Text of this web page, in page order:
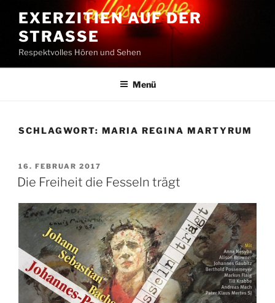
Inhalt
springen
EXERZITIEN AUF DER
STRASSE
Respektvolles Hören und Sehen
Menü
SCHLAGWORT: MARIA REGINA MARTYRUM
VERÖFFENTLICHT
AM
16. FEBRUAR 2017
Die Freiheit die Fesseln trägt